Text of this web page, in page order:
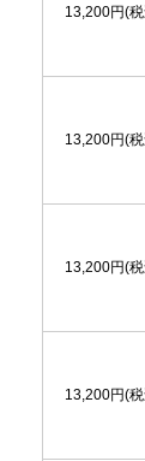
13,200円(
13,200円(
13,200円(
13,200円(